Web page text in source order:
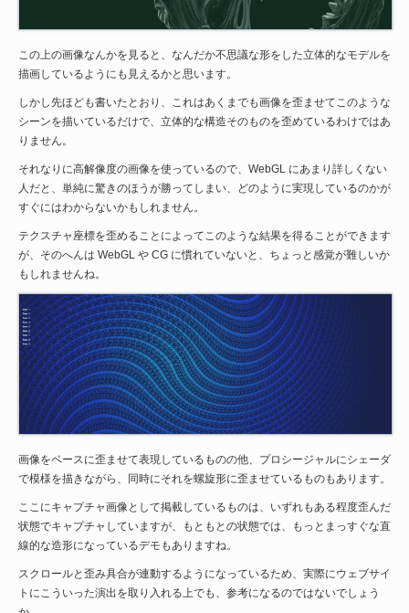
この上の画像なんかを見ると、なんだか不思議な形をした立体的なモデルを
描画しているようにも見えるかと思います。
しかし先ほども書いたとおり、これはあくまでも画像を歪ませてこのような
シーンを描いているだけで、立体的な構造そのものを歪めているわけではあ
りません。
それなりに高解像度の画像を使っているので、WebGL にあまり詳しくない
人だと、単純に驚きのほうが勝ってしまい、どのように実現しているのかが
すぐにはわからないかもしれません。
テクスチャ座標を歪めることによってこのような結果を得ることができます
が、そのへんは WebGL や CG に慣れていないと、ちょっと感覚が難しいか
もしれませんね。
画像をベースに歪ませて表現しているものの他、プロシージャルにシェーダ
で模様を描きながら、同時にそれを螺旋形に歪ませているものもあります。
ここにキャプチャ画像として掲載しているものは、いずれもある程度歪んだ
状態でキャプチャしていますが、もともとの状態では、もっとまっすぐな直
線的な造形になっているデモもありますね。
スクロールと歪み具合が連動するようになっているため、実際にウェブサイ
トにこういった演出を取り入れる上でも、参考になるのではないでしょう